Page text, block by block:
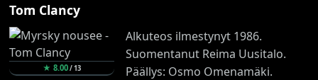
Tom Clancy
★8.00/13
Alkuteos ilmestynyt 1986.
Suomentanut Reima Uusitalo.
Päällys: Osmo Omenamäki.